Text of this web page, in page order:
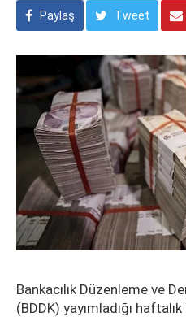
Paylaş Tweet
Bankacılık Düzenleme ve
(BDDK) yayımladığı